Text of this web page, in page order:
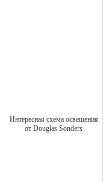
Интересная схема освещения
от Douglas Sonders